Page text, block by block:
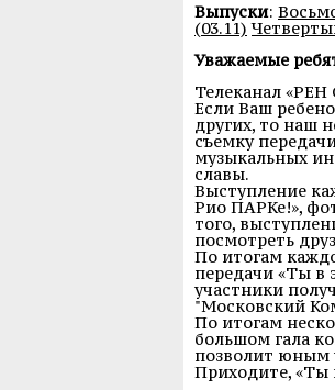
Выпуски:
(03.11)
Уважаемые
Телеканал
Если Ваш
других, то наш
съемку
музыкальных
славы.
Выступление
Рио ПАРКе!»,
того,
посмотреть
По итогам
передачи «Ты в
участники
"Московский
По итогам
большом гала
позволит юным
Приходите, «Ты